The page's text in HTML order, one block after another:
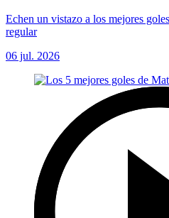
Echen un vistazo a los mejores
regular
06 jul. 2026